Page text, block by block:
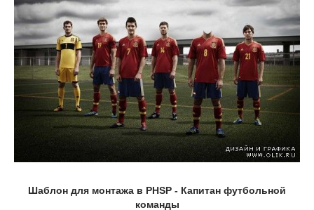
Шаблон для монтажа в PHSP - Капитан футбольной
команды